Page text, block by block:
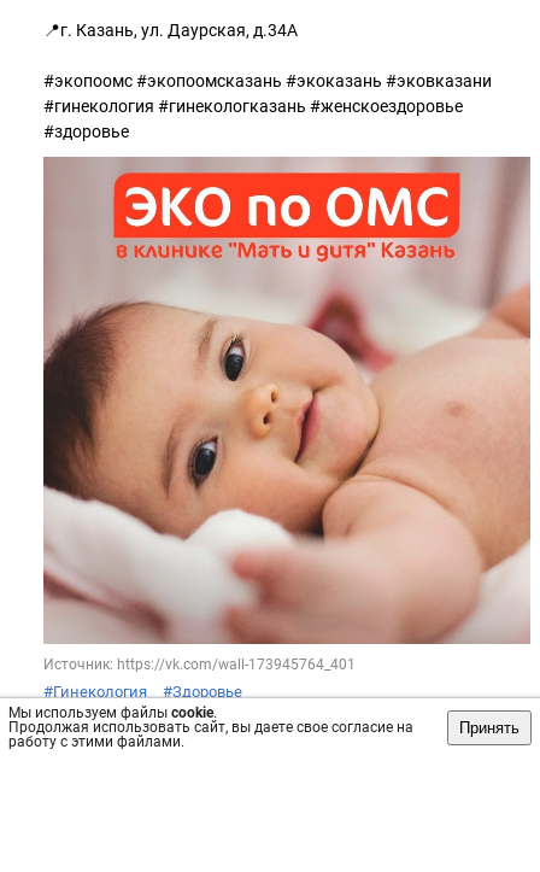
Мы используем файлы cookie.
Продолжая использовать сайт, вы даете свое согласие на
работу с этими файлами.
Принять
📍г. Казань, ул. Даурская, д.34А
#экопоомс #экопоомсказань #экоказань #эковказани
#гинекология #гинекологказань #женскоездоровье
#здоровье
Источник: https://vk.com/wall-173945764_401
#Гинекология #Здоровье
Пост№34398, опубликован8 фев 2024